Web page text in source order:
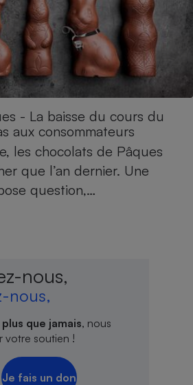
- La baisse du cours du
aux consommateurs
les chocolats de Pâques
que l’an dernier. Une
question,…
nous,
nous,
que jamais, nous
votre soutien !
Je fais un don